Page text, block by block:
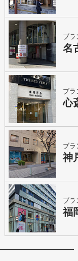
ブラ
名
ブラ
心
ブラ
神
ブラ
福